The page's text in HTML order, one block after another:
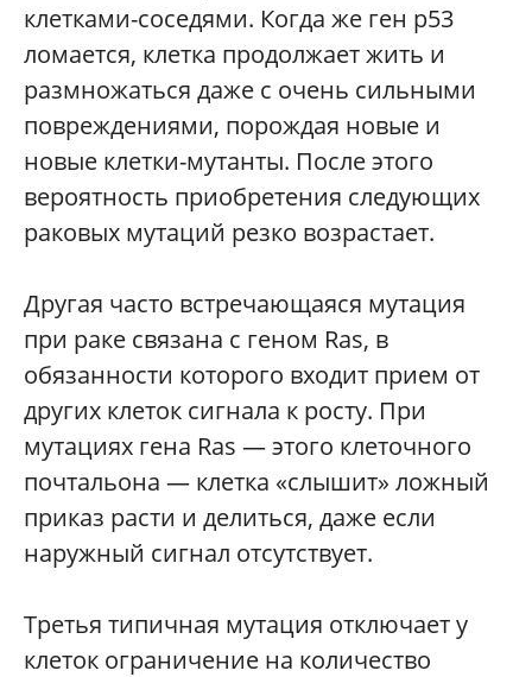
клетками-соседями. Когда же ген p53
ломается, клетка продолжает жить и
размножаться даже с очень сильными
повреждениями, порождая новые и
новые клетки-мутанты. После этого
вероятность приобретения следующих
раковых мутаций резко возрастает.
Другая часто встречающаяся мутация
при раке связана с геном Ras, в
обязанности которого входит прием от
других клеток сигнала к росту. При
мутациях гена Ras — этого клеточного
почтальона — клетка «слышит» ложный
приказ расти и делиться, даже если
наружный сигнал отсутствует.
Третья типичная мутация отключает у
клеток ограничение на количество